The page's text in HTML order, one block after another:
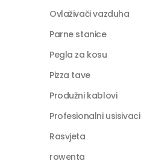
Ovlaživači vazduha
Parne stanice
Pegla za kosu
Pizza tave
Produžni kablovi
Profesionalni usisivaci
Rasvjeta
rowenta